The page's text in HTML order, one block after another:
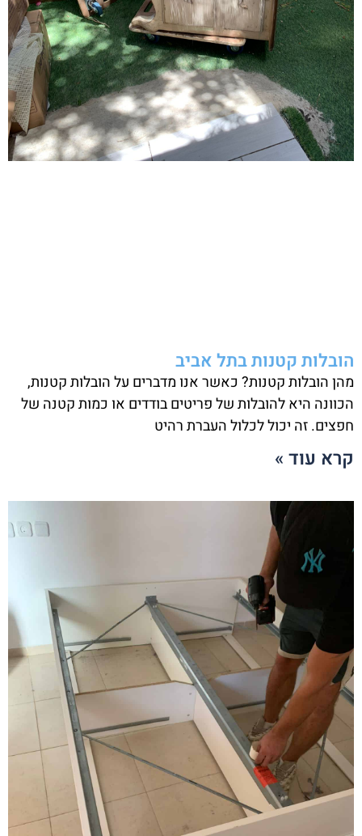
הובלות קטנות בתל אביב
מהן הובלות קטנות? כאשר אנו מדברים על הובלות קטנות,
הכוונה היא להובלות של פריטים בודדים או כמות קטנה של
חפצים. זה יכול לכלול העברת רהיט
קרא עוד »